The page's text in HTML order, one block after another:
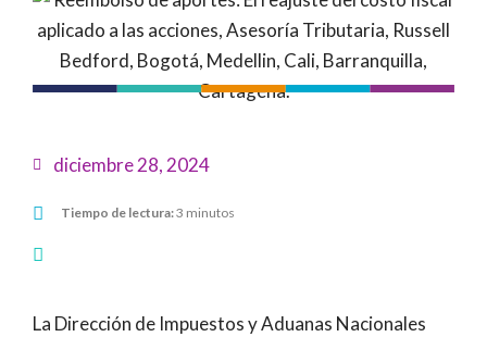
diciembre 28, 2024
Tiempo de lectura:3 minutos
La Dirección de Impuestos y Aduanas Nacionales